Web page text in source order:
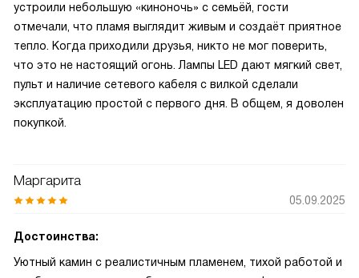
устроили небольшую «киноночь» с семьёй, гости
отмечали, что пламя выглядит живым и создаёт приятное
тепло. Когда приходили друзья, никто не мог поверить,
что это не настоящий огонь. Лампы LED дают мягкий свет,
пульт и наличие сетевого кабеля с вилкой сделали
эксплуатацию простой с первого дня. В общем, я доволен
покупкой.
Маргарита
05.09.2025
Достоинства:
Уютный камин с реалистичным пламенем, тихой работой и